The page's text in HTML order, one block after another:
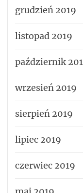
grudzień 2019
listopad 2019
październik
wrzesień 2019
sierpień 2019
lipiec 2019
czerwiec 2019